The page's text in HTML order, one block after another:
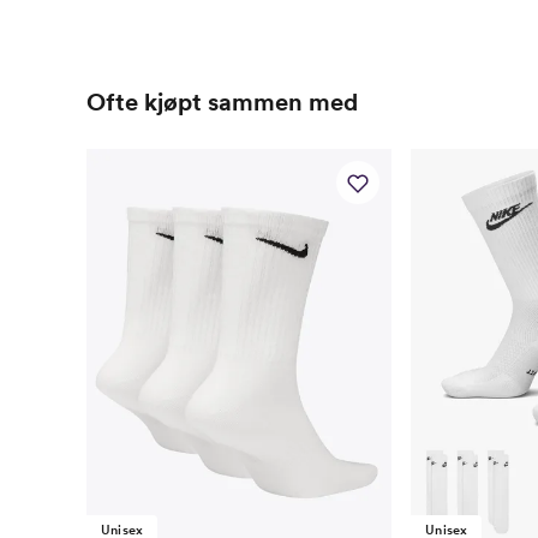
Ofte kjøpt sammen med
Unisex Unisex